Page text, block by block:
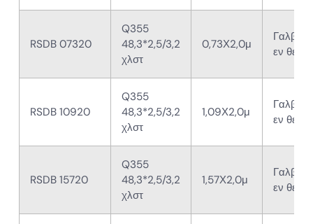
RSDB 07320
Q355
48,3*2,5/3,2
χλστ
0,73Χ2,0μ
εν
RSDB 10920
Q355
48,3*2,5/3,2
χλστ
1,09Χ2,0μ
εν
RSDB 15720
Q355
48,3*2,5/3,2
χλστ
1,57Χ2,0μ
εν